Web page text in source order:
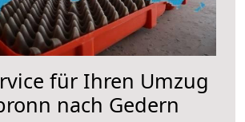
für Ihren Umzug
nach Gedern